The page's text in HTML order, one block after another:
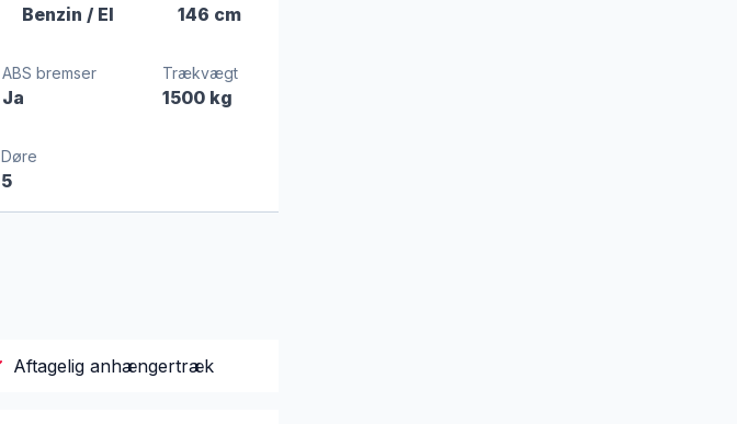
Benzin / El 146 cm
ABS bremser
Ja
Trækvægt
1500 kg
Døre
5
Aftagelig anhængertræk